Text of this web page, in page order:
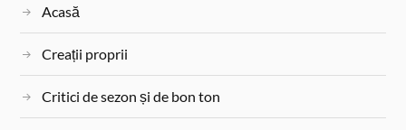
Acasă
Creații proprii
Critici de sezon și de bon ton